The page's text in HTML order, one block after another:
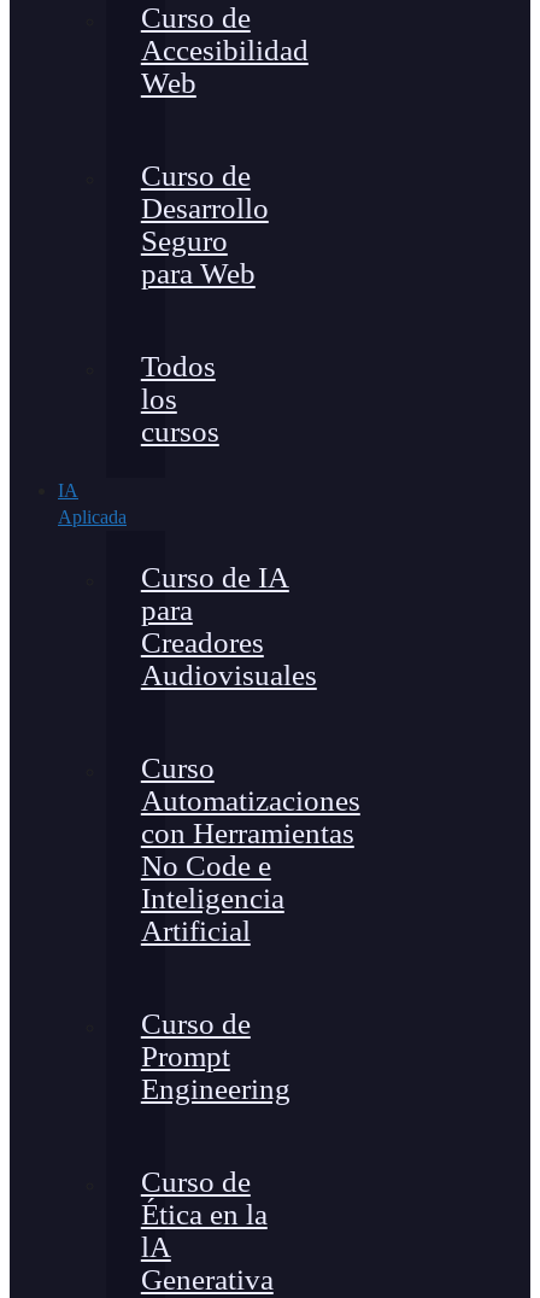
Curso de
Accesibilidad
Web
Curso de
Desarrollo
Seguro
para Web
Todos
los
cursos
IA
Aplicada
Curso de IA
para
Creadores
Audiovisuales
Curso
Automatizaciones
con Herramientas
No Code e
Inteligencia
Artificial
Curso de
Prompt
Engineering
Curso de
Ética en la
lA
Generativa